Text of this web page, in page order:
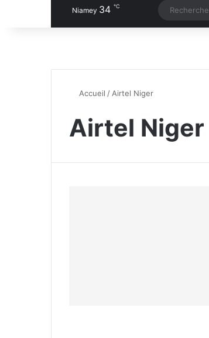
Niamey 34 ℃ Article Aléatoire
Switch skin
Accueil /Airtel Niger
Airtel Niger